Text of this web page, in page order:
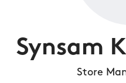
Synsam
Store